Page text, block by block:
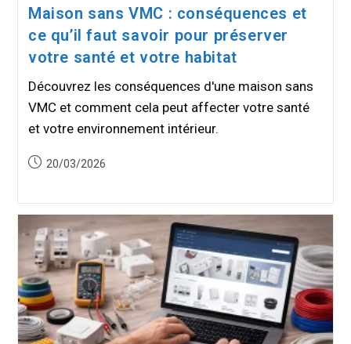
Maison sans VMC : conséquences et
ce qu’il faut savoir pour préserver
votre santé et votre habitat
Découvrez les conséquences d'une maison sans
VMC et comment cela peut affecter votre santé
et votre environnement intérieur.
Publication
20/03/2026